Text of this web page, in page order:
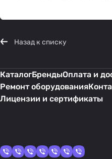
Назад к списку
КаталогБрендыОплата и
Ремонт оборудования
Лицензии и сертификаты